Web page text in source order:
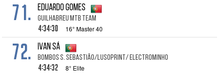
71. Eduardo Gomes
Guilhabreu MTB Team
4:34:30 16° Master 40
72. Ivan Sá
Bombos S. Sebastião/LusoPrint/ ElectroMinho
4:34:32 8° Elite